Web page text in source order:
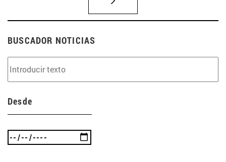
BUSCADOR NOTICIAS
Desde